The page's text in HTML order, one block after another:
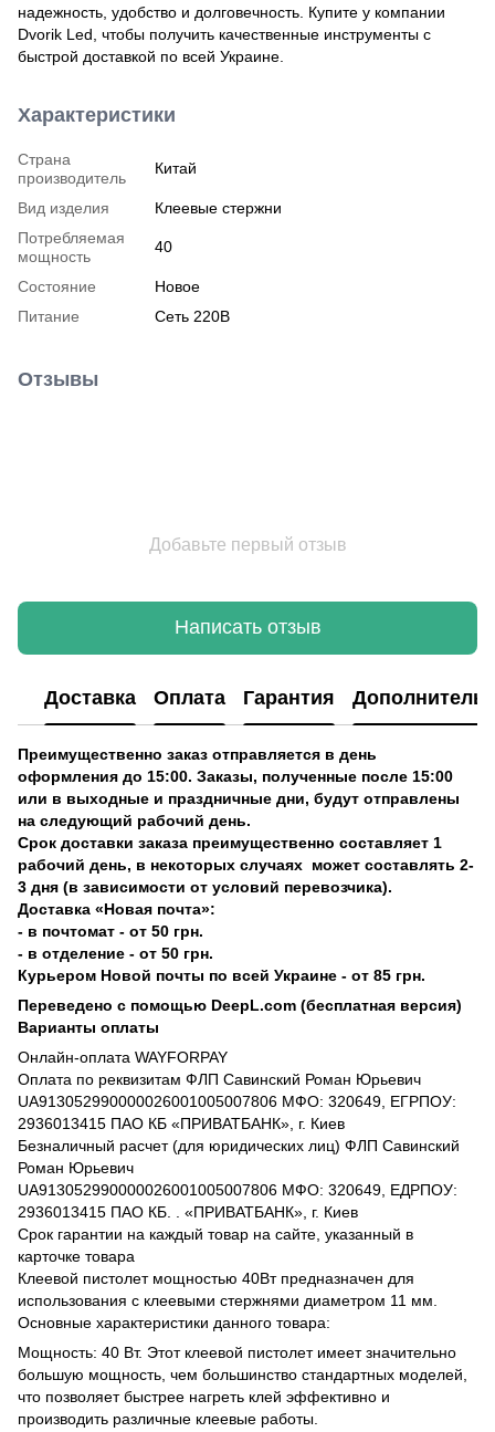
надежность, удобство и долговечность. Купите у компании
Dvorik Led, чтобы получить качественные инструменты с
быстрой доставкой по всей Украине.
Характеристики
Страна
производитель
Китай
Вид изделия
Клеевые стержни
Потребляемая
мощность
40
Состояние
Новое
Питание
Сеть 220В
Отзывы
Добавьте первый отзыв
Написать отзыв
Доставка Оплата Гарантия
Преимущественно заказ отправляется в день
оформления до 15:00. Заказы, полученные после 15:00
или в выходные и праздничные дни, будут отправлены
на следующий рабочий день.
Срок доставки заказа преимущественно составляет 1
рабочий день, в некоторых случаях может составлять 2-
3 дня (в зависимости от условий перевозчика).
Доставка «Новая почта»:
- в почтомат - от 50 грн.
- в отделение - от 50 грн.
Курьером Новой почты по всей Украине - от 85 грн.
Переведено с помощью DeepL.com (бесплатная версия)
Варианты оплаты
Онлайн-оплата WAYFORPAY
Оплата по реквизитам ФЛП Савинский Роман Юрьевич
UA913052990000026001005007806 МФО: 320649, ЕГРПОУ:
2936013415 ПАО КБ «ПРИВАТБАНК», г. Киев
Безналичный расчет (для юридических лиц) ФЛП Савинский
Роман Юрьевич
UA913052990000026001005007806 МФО: 320649, ЕДРПОУ:
2936013415 ПАО КБ. . «ПРИВАТБАНК», г. Киев
Срок гарантии на каждый товар на сайте, указанный в
карточке товара
Клеевой пистолет мощностью 40Вт предназначен для
использования с клеевыми стержнями диаметром 11 мм.
Основные характеристики данного товара:
Мощность: 40 Вт. Этот клеевой пистолет имеет значительно
большую мощность, чем большинство стандартных моделей,
что позволяет быстрее нагреть клей эффективно и
производить различные клеевые работы.